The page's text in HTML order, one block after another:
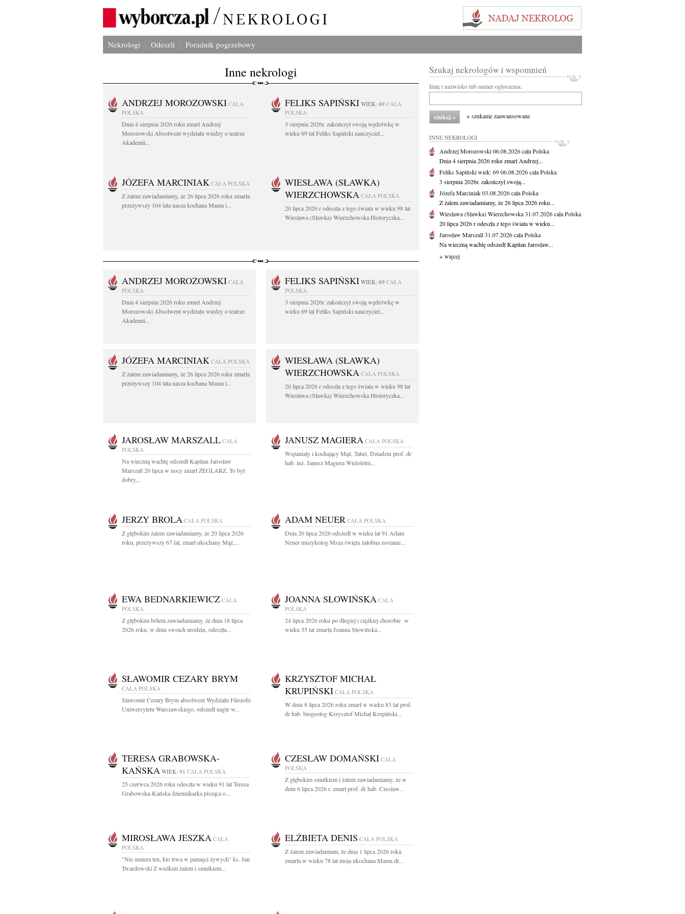
Nekrologi Odeszli Poradnik pogrzebowy
Inne nekrologi
ANDRZEJ MOROZOWSKI CAŁA
POLSKA
Dnia 4 sierpnia 2026 roku zmarł Andrzej
Morozowski Absolwent wydziału wiedzy o teatrze
Akademii...
FELIKS SAPIŃSKI WIEK: 69 CAŁA
POLSKA
3 sierpnia 2026r. zakończył swoją wędrówkę w
wieku 69 lat Feliks Sapiński nauczyciel...
JÓZEFA MARCINIAK CAŁA POLSKA
Z żalem zawiadamiamy, że 26 lipca 2026 roku zmarła
przeżywszy 104 lata nasza kochana Mama i...
WIESŁAWA (SŁAWKA)
WIERZCHOWSKA CAŁA POLSKA
20 lipca 2026 r odeszła z tego świata w wieku 98 lat
Wiesława (Sławka) Wierzchowska Historyczka...
ANDRZEJ MOROZOWSKI CAŁA
POLSKA
Dnia 4 sierpnia 2026 roku zmarł Andrzej
Morozowski Absolwent wydziału wiedzy o teatrze
Akademii...
FELIKS SAPIŃSKI WIEK: 69 CAŁA
POLSKA
3 sierpnia 2026r. zakończył swoją wędrówkę w
wieku 69 lat Feliks Sapiński nauczyciel...
JÓZEFA MARCINIAK CAŁA POLSKA
Z żalem zawiadamiamy, że 26 lipca 2026 roku zmarła
przeżywszy 104 lata nasza kochana Mama i...
WIESŁAWA (SŁAWKA)
WIERZCHOWSKA CAŁA POLSKA
20 lipca 2026 r odeszła z tego świata w wieku 98 lat
Wiesława (Sławka) Wierzchowska Historyczka...
JAROSŁAW MARSZALL CAŁA
POLSKA
Na wieczną wachtę odszedł Kapitan Jarosław
Marszall 20 lipca w nocy zmarł ŻEGLARZ. To był
dobry,...
JANUSZ MAGIERA CAŁA POLSKA
Wspaniały i kochający Mąż, Tatuś, Dziadziu prof. dr
hab. inż. Janusz Magiera Wieloletni...
JERZY BROLA CAŁA POLSKA
Z głębokim żalem zawiadamiamy, że 20 lipca 2026
roku, przeżywszy 67 lat, zmarł ukochany Mąż,...
ADAM NEUER CAŁA POLSKA
Dnia 20 lipca 2026 odszedł w wieku lat 91 Adam
Neuer muzykolog Msza święta żałobna zostanie...
EWA BEDNARKIEWICZ CAŁA
POLSKA
Z głębokim bólem zawiadamiamy, że dnia 18 lipca
2026 roku, w dniu swoich urodzin, odeszła...
JOANNA SŁOWIŃSKA CAŁA
POLSKA
24 lipca 2026 roku po długiej i ciężkiej chorobie w
wieku 55 lat zmarła Joanna Słowińska...
SŁAWOMIR CEZARY BRYM
CAŁA POLSKA
Sławomir Cezary Brym absolwent Wydziału Filozofii
Uniwersytetu Warszawskiego, odszedł nagle w...
KRZYSZTOF MICHAŁ
KRUPIŃSKI CAŁA POLSKA
W dniu 8 lipca 2026 roku zmarł w wieku 83 lat prof.
dr hab. biogeolog Krzysztof Michał Krupiński...
TERESA GRABOWSKA-
KAŃSKA WIEK: 91 CAŁA POLSKA
25 czerwca 2026 roku odeszła w wieku 91 lat Teresa
Grabowska-Kańska dziennikarka pisząca o...
CZESŁAW DOMAŃSKI CAŁA
POLSKA
Z głębokim smutkiem i żalem zawiadamiamy, że w
dniu 6 lipca 2026 r. zmarł prof. dr hab. Czesław...
MIROSŁAWA JESZKA CAŁA
POLSKA
"Nie umiera ten, kto trwa w pamięci żywych" ks. Jan
Twardowski Z wielkim żalem i smutkiem...
ELŻBIETA DENIS CAŁA POLSKA
Z żalem zawiadamiam, że dnia 1 lipca 2026 roku
zmarła w wieku 78 lat moja ukochana Mama dr...
Szukaj nekrologów i wspomnień
Imię i nazwisko lub numer ogłoszenia:
+ szukanie zaawansowane
INNE NEKROLOGI
Andrzej Morozowski06.08.2026cała Polska
Dnia 4 sierpnia 2026 roku zmarł Andrzej...
Feliks Sapińskiwiek: 6906.08.2026cała Polska
3 sierpnia 2026r. zakończył swoją...
Józefa Marciniak03.08.2026cała Polska
Z żalem zawiadamiamy, że 26 lipca 2026 roku...
Wiesława (Sławka) Wierzchowska31.07.2026cała Polska
20 lipca 2026 r odeszła z tego świata w wieku...
Jarosław Marszall31.07.2026cała Polska
Na wieczną wachtę odszedł Kapitan Jarosław...
+ więcej